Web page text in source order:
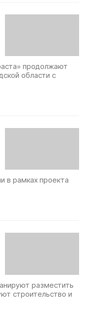
продолжают
области с
в рамках проекта
разместить
строительство и